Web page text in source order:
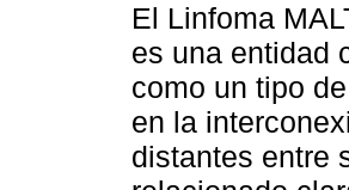
El Linfoma
es una entidad
como un tipo
en la
distantes entre